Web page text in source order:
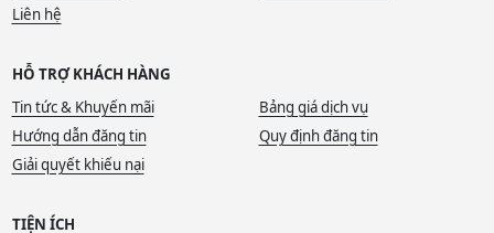
Liên hệ
HỖ TRỢ KHÁCH HÀNG
Tin tức & Khuyến mãi
Bảng giá dịch vụ
Hướng dẫn đăng tin
Quy định đăng tin
Giải quyết khiếu nại
TIỆN ÍCH